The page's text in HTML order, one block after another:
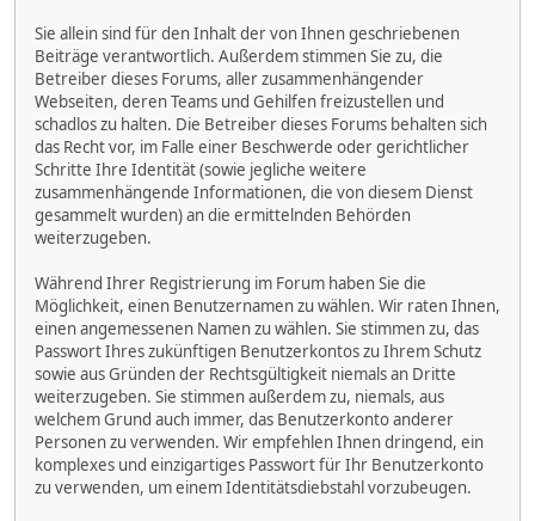
Sie allein sind für den Inhalt der von Ihnen geschriebenen
Beiträge verantwortlich. Außerdem stimmen Sie zu, die
Betreiber dieses Forums, aller zusammenhängender
Webseiten, deren Teams und Gehilfen freizustellen und
schadlos zu halten. Die Betreiber dieses Forums behalten sich
das Recht vor, im Falle einer Beschwerde oder gerichtlicher
Schritte Ihre Identität (sowie jegliche weitere
zusammenhängende Informationen, die von diesem Dienst
gesammelt wurden) an die ermittelnden Behörden
weiterzugeben.
Während Ihrer Registrierung im Forum haben Sie die
Möglichkeit, einen Benutzernamen zu wählen. Wir raten Ihnen,
einen angemessenen Namen zu wählen. Sie stimmen zu, das
Passwort Ihres zukünftigen Benutzerkontos zu Ihrem Schutz
sowie aus Gründen der Rechtsgültigkeit niemals an Dritte
weiterzugeben. Sie stimmen außerdem zu, niemals, aus
welchem Grund auch immer, das Benutzerkonto anderer
Personen zu verwenden. Wir empfehlen Ihnen dringend, ein
komplexes und einzigartiges Passwort für Ihr Benutzerkonto
zu verwenden, um einem Identitätsdiebstahl vorzubeugen.